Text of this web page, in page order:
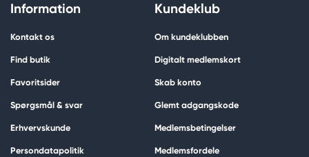
Information
Kontakt os
Find butik
Favoritsider
Spørgsmål & svar
Erhvervskunde
Persondatapolitik
Kundeklub
Om kundeklubben
Digitalt medlemskort
Skab konto
Glemt adgangskode
Medlemsbetingelser
Medlemsfordele